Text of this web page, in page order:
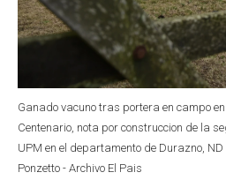
Ganado vacuno tras portera en campo
Centenario, nota por construccion de la
UPM en el departamento de Durazno,
Ponzetto - Archivo El Pais